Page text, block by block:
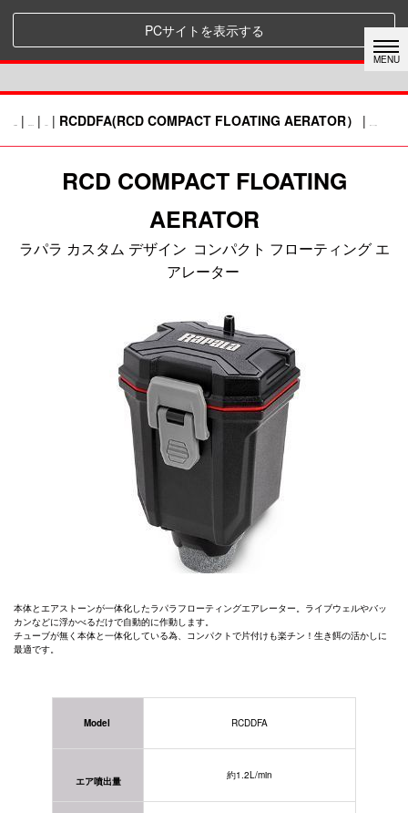
PCサイトを表示する
| | | RCDDFA(RCD COMPACT FLOATING AERATOR） |
RCD COMPACT FLOATING
AERATOR
ラパラ カスタム デザイン コンパクト フローティング エ
アレーター
本体とエアストーンが一体化したラパラフローティングエアレーター。ライブウェルやバッ
カンなどに浮かべるだけで自動的に作動します。
チューブが無く本体と一体化している為、コンパクトで片付けも楽チン！ 生き餌の活かしに
最適です。
Model RCDDFA
エア噴出量 約1.2L/min